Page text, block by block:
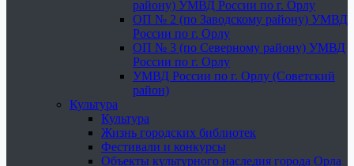
району) УМВД России по г. Орлу
ОП № 2 (по Заводскому району) УМВД
России по г. Орлу
ОП № 3 (по Северному району) УМВД
России по г. Орлу
УМВД России по г. Орлу (Советский
район)
Культура
Культура
Жизнь городских библиотек
Фестивали и конкурсы
Объекты культурного наследия города Орла